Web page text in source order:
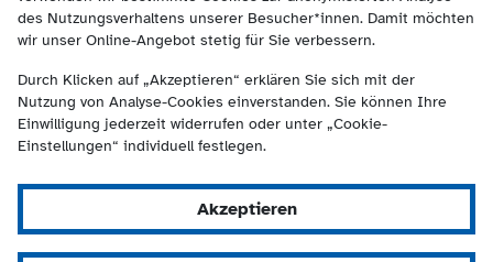
des Nutzungsverhaltens unserer Besucher*innen. Damit möchten
wir unser Online-Angebot stetig für Sie verbessern.
Durch Klicken auf „Akzeptieren“ erklären Sie sich mit der
Nutzung von Analyse-Cookies einverstanden. Sie können Ihre
Einwilligung jederzeit widerrufen oder unter „Cookie-
Einstellungen“ individuell festlegen.
Akzeptieren